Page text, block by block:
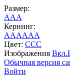
Размер:
AAA
Кернинг:
AAAAAA
Цвет: CCC
Изображения Вкл.
Обычная версия
Войти